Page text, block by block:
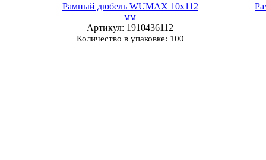
Рамный дюбель WUMAX 10х112
мм
Артикул: 1910436112
Количество в упаковке: 100